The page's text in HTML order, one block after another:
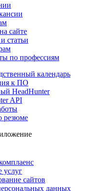
сайте
статьи
по профессиям
календарь
к ПО
HeadHunter
API
резюме
услуг
сайтов
данных